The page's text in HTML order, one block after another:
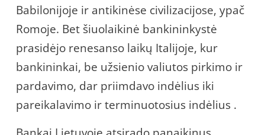
Babilonijoje ir antikinėse civilizacijose, ypač
Romoje. Bet šiuolaikinė bankininkystė
prasidėjo renesanso laikų Italijoje, kur
bankininkai, be užsienio valiutos pirkimo ir
pardavimo, dar priimdavo indėlius iki
pareikalavimo ir terminuotosius indėlius .